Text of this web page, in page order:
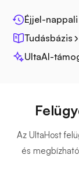
Éjjel-
Tudásbázis
UltaAI-
Az UltaHost
és